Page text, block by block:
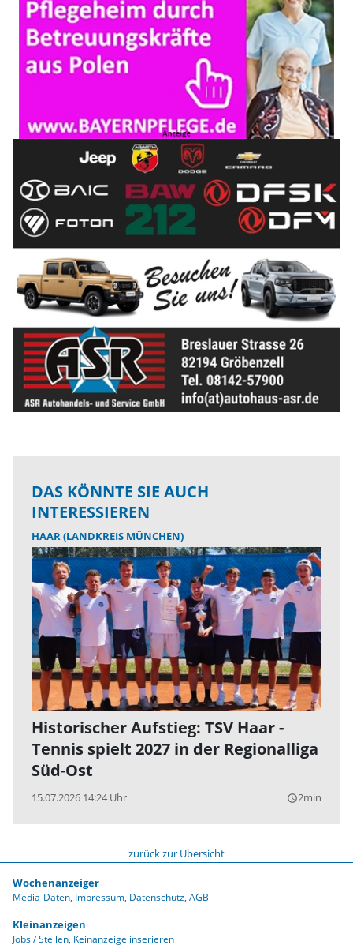
DAS KÖNNTE SIE AUCH
INTERESSIEREN
HAAR (LANDKREIS MÜNCHEN)
Historischer Aufstieg: TSV Haar -
Tennis spielt 2027 in der Regionalliga
Süd-Ost
15.07.2026 14:24 Uhr query_builder2min
zurück zur Übersicht
Wochenanzeiger
Media-Daten Impressum Datenschutz AGB
Kleinanzeigen
Jobs / Stellen Keinanzeige inserieren